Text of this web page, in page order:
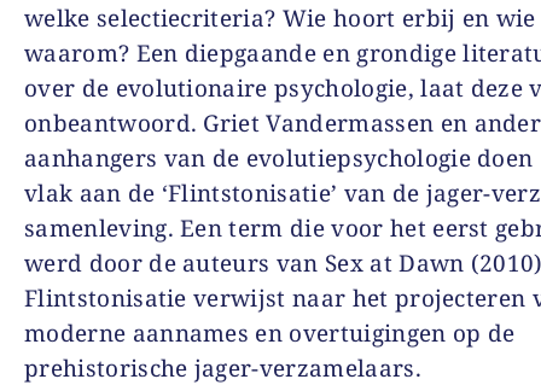
welke selectiecriteria? Wie hoort erbij en wie
waarom? Een diepgaande en grondige
over de evolutionaire psychologie, laat deze
onbeantwoord. Griet Vandermassen en
aanhangers van de evolutiepsychologie
vlak aan de ‘Flintstonisatie’ van de jager-
samenleving. Een term die voor het eerst
werd door de auteurs van Sex at Dawn
Flintstonisatie verwijst naar het projecteren
moderne aannames en overtuigingen op de
prehistorische jager-verzamelaars.